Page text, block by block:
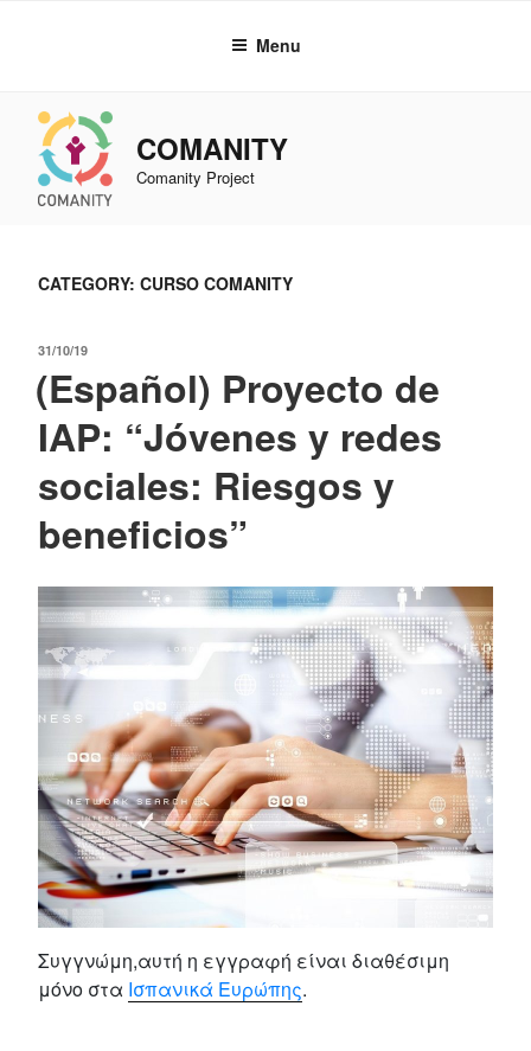
Menu
COMANITY
Comanity Project
CATEGORY: CURSO COMANITY
POSTED
31/10/19
(Español) Proyecto de
IAP: “Jóvenes y redes
sociales: Riesgos y
beneficios”
Συγγνώμη,αυτή η εγγραφή είναι διαθέσιμη
μόνο στα Ισπανικά Ευρώπης.